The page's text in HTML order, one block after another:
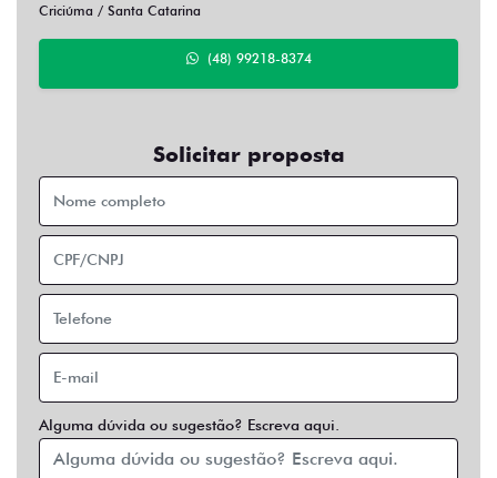
Criciúma / Santa Catarina
(48) 99218-8374
Solicitar proposta
Alguma dúvida ou sugestão? Escreva aqui.